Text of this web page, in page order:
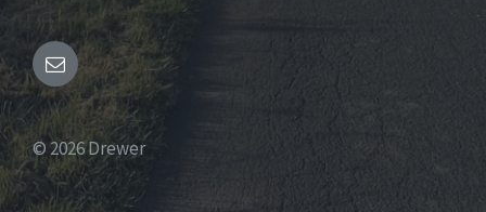
Email
© 2026 Drewer